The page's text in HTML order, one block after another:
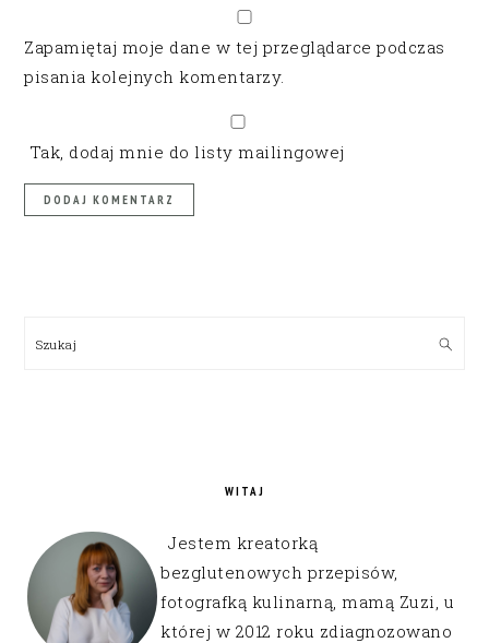
Zapamiętaj moje dane w tej przeglądarce podczas
pisania kolejnych komentarzy.
Tak, dodaj mnie do listy mailingowej
Szukaj
WITAJ
Jestem kreatorką
bezglutenowych przepisów,
fotografką kulinarną, mamą Zuzi, u
której w 2012 roku zdiagnozowano